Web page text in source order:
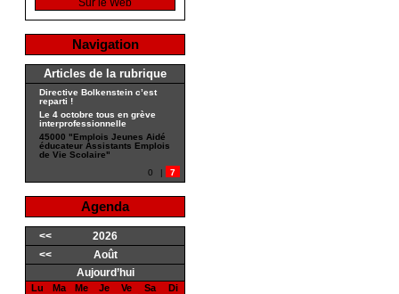
Navigation
Articles de la rubrique
Directive Bolkenstein c’est
reparti !
Le 4 octobre tous en grève
interprofessionnelle
45000 "Emplois Jeunes Aidé
éducateur Assistants Emplois
de Vie Scolaire"
0
| 7
Agenda
<<
2026
<<
Août
Aujourd’hui
Lu Ma Me Je Ve Sa
Di